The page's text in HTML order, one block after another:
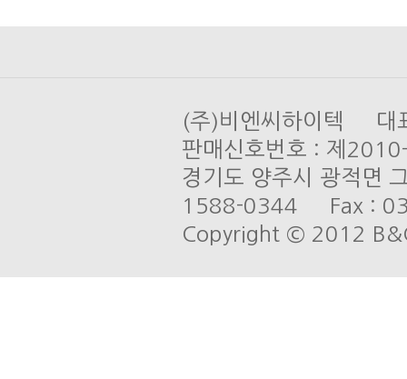
(주)비엔씨하이텍
판매신호번호 : 제
경기도 양주시 광적
1588-0344 Fax :
Copyright © 2012